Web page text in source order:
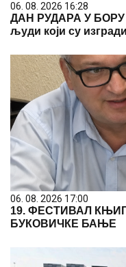
06. 08. 2026 16:28
ДАН РУДАРА У
људи који су
06. 08. 2026 17:00
19. ФЕСТИВАЛ
БУКОВИЧКЕ БАЊЕ